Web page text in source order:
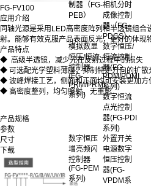
制器（FG-
PEB）
相机分时
成像控制
器（FG-
PDGS）
模拟数显
恒压/恒流
控制器
(FG-
PRM/PRMI
系列)
数字恒压/
恒流控制
器(FG-
PDM/PDMI
系列)
数字恒流
点光控制
器(FG-PDI
系列)
数字恒压
增亮频闪
控制器
(FG-PEM
系列)
外置开关
电源数字
恒压控制
器(FG-
VPDM系
FG-FV100
应用介绍
同轴光源是采用LED高密度阵列和半透镜组
射。能够有效克服产品表面反光，更好的体现
产品特点
◆ 高级半透镜，减少光在反射过程中的损失
◆ 可选配光学塑料薄膜，抑制特定方向的扩散
◆ 波峰焊接工艺，侧面和正面均可安装更加方
◆ 高密度整列，均匀照射，无重影
产品规格
参数
尺寸
下载